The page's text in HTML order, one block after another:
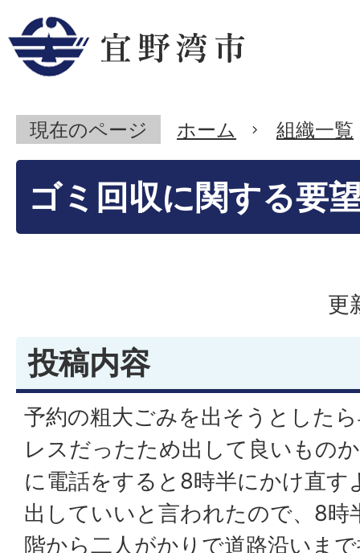
現在のページ ホーム 組織一覧
ゴミ回収に関する要
更
投稿内容
予約の粗大ごみを出そうとした
レスだったため出して良いもの
に電話をすると8時半にかけ直す
出していいと言われたので、8
階から二人がかりで道路沿いま